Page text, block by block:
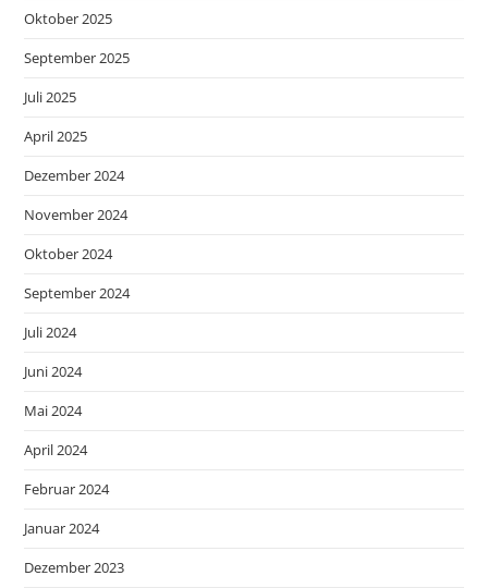
Oktober 2025
September 2025
Juli 2025
April 2025
Dezember 2024
November 2024
Oktober 2024
September 2024
Juli 2024
Juni 2024
Mai 2024
April 2024
Februar 2024
Januar 2024
Dezember 2023